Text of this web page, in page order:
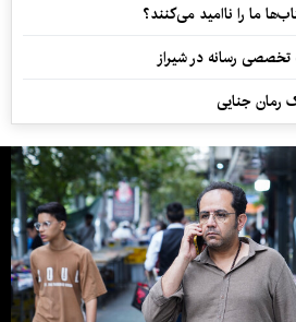
ما را ناامید می‌کنند؟
تخصصی رسانه در شیراز